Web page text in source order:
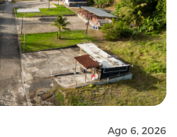
Ago 6, 2026